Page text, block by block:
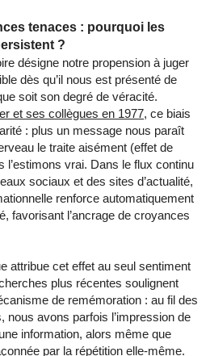
tenaces : pourquoi les
?
désigne notre propension à juger
dès qu’il nous est présenté de
soit son degré de véracité.
et ses collègues en 1977, ce biais
: plus un message nous paraît
le traite aisément (effet de
l’estimons vrai. Dans le flux continu
sociaux et des sites d’actualité,
renforce automatiquement
favorisant l’ancrage de croyances
attribue cet effet au seul sentiment
plus récentes soulignent
de remémoration : au fil des
nous avons parfois l’impression de
information, alors même que
par la répétition elle-même.